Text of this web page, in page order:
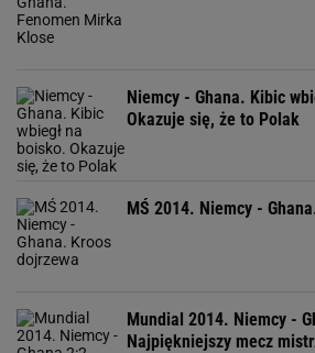
Niemcy - Ghana. Kibic
Okazuje się, że to Polak
MŚ 2014. Niemcy -
Mundial 2014. Niemcy -
Najpiękniejszy mecz